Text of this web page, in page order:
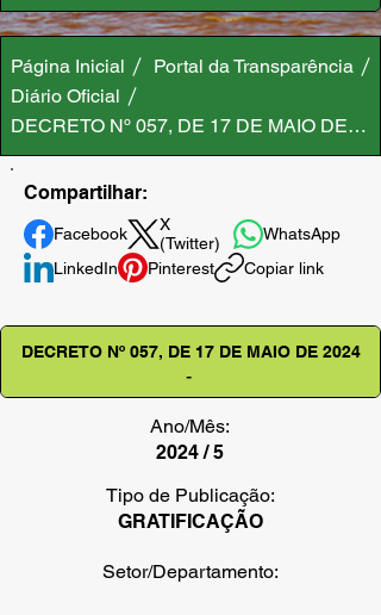
Página Inicial
Portal da Transparência
Diário Oficial
DECRETO Nº 057, DE 17 DE MAIO DE
Compartilhar:
Facebook
X
(Twitter)
WhatsApp
LinkedIn
Pinterest Copiar link
DECRETO Nº 057, DE 17 DE MAIO DE 2024
-
Ano/Mês:
2024 / 5
Tipo de Publicação:
GRATIFICAÇÃO
Setor/Departamento: